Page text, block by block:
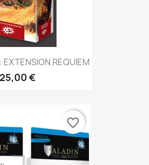
EXTENSION REQUIEM
25,00 €
favorite_border